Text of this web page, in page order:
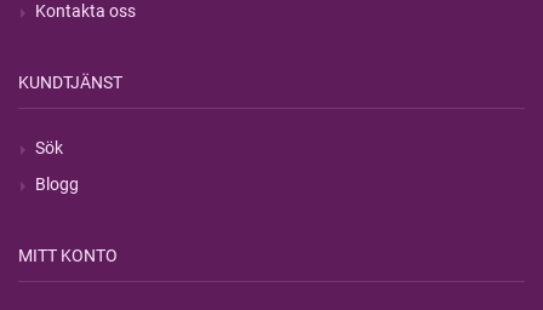
Kontakta oss
KUNDTJÄNST
Sök
Blogg
MITT KONTO